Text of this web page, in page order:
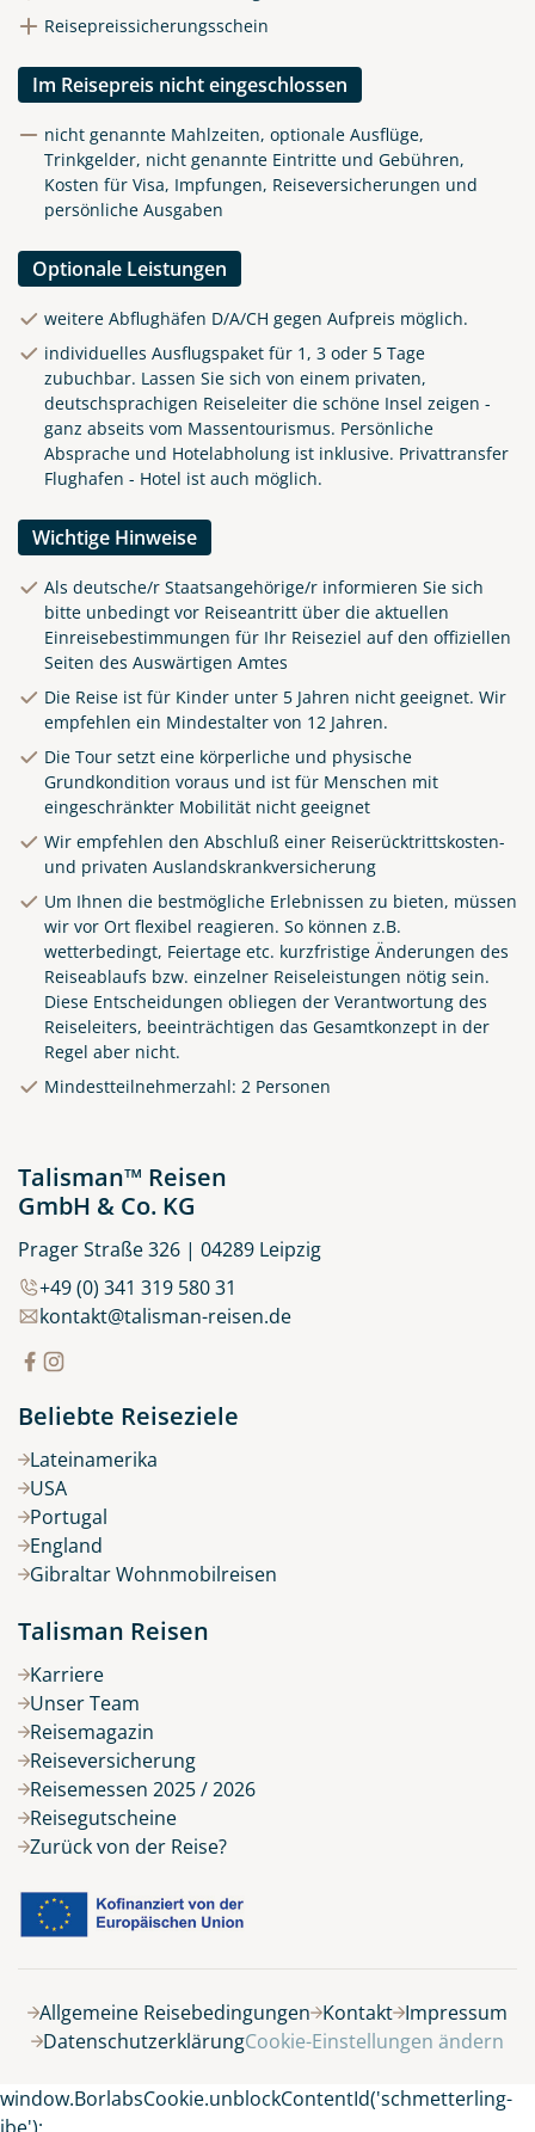
Küste von Madeira nahe
Santana
© Rulan - stock.adobe.com
8 Tage
Belegung
Reisepreissicherungsschein
Im Reisepreis nicht eingeschlossen
nicht genannte Mahlzeiten, optionale Ausflüge,
Trinkgelder, nicht genannte Eintritte und Gebühren,
Kosten für Visa, Impfungen, Reiseversicherungen und
persönliche Ausgaben
Optionale Leistungen
weitere Abflughäfen D/A/CH gegen Aufpreis möglich.
individuelles Ausflugspaket für 1, 3 oder 5 Tage
zubuchbar. Lassen Sie sich von einem privaten,
deutschsprachigen Reiseleiter die schöne Insel zeigen -
ganz abseits vom Massentourismus. Persönliche
Absprache und Hotelabholung ist inklusive. Privattransfer
Flughafen - Hotel ist auch möglich.
Wichtige Hinweise
Als deutsche/r Staatsangehörige/r informieren Sie sich
bitte unbedingt vor Reiseantritt über die aktuellen
Einreisebestimmungen für Ihr Reiseziel auf den offiziellen
Seiten des Auswärtigen Amtes
Die Reise ist für Kinder unter 5 Jahren nicht geeignet. Wir
empfehlen ein Mindestalter von 12 Jahren.
Die Tour setzt eine körperliche und physische
Grundkondition voraus und ist für Menschen mit
eingeschränkter Mobilität nicht geeignet
Wir empfehlen den Abschluß einer Reiserücktrittskosten-
und privaten Auslandskrankversicherung
Um Ihnen die bestmögliche Erlebnissen zu bieten, müssen
wir vor Ort flexibel reagieren. So können z.B.
wetterbedingt, Feiertage etc. kurzfristige Änderungen des
Reiseablaufs bzw. einzelner Reiseleistungen nötig sein.
Diese Entscheidungen obliegen der Verantwortung des
Reiseleiters, beeinträchtigen das Gesamtkonzept in der
Regel aber nicht.
Mindestteilnehmerzahl: 2 Personen
Talisman™ Reisen
GmbH & Co. KG
Prager Straße 326 | 04289 Leipzig
+49 (0) 341 319 580 31
kontakt@talisman-reisen.de
Beliebte Reiseziele
Lateinamerika
USA
Portugal
England
Gibraltar Wohnmobilreisen
Talisman Reisen
Karriere
Unser Team
Reisemagazin
Reiseversicherung
Reisemessen 2025 / 2026
Reisegutscheine
Zurück von der Reise?
Allgemeine Reisebedingungen Kontakt Impressum
DatenschutzerklärungCookie-Einstellungen ändern
window.BorlabsCookie.unblockContentId('schmetterling-